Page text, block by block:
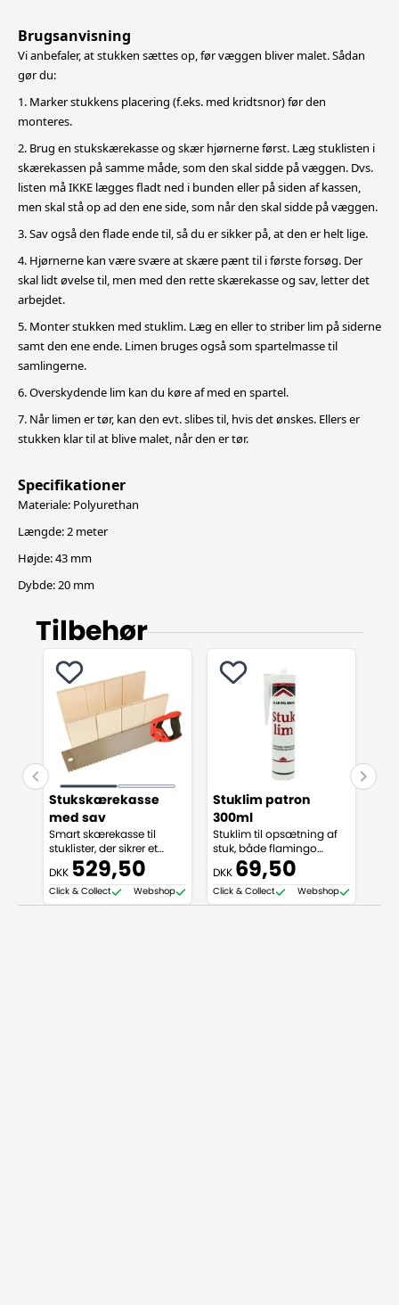
Brugsanvisning
Vi anbefaler, at stukken sættes op, før væggen bliver malet. Sådan
gør du:
1. Marker stukkens placering (f.eks. med kridtsnor) før den
monteres.
2. Brug en stukskærekasse og skær hjørnerne først. Læg stuklisten i
skærekassen på samme måde, som den skal sidde på væggen. Dvs.
listen må IKKE lægges fladt ned i bunden eller på siden af kassen,
men skal stå op ad den ene side, som når den skal sidde på væggen.
3. Sav også den flade ende til, så du er sikker på, at den er helt lige.
4. Hjørnerne kan være svære at skære pænt til i første forsøg. Der
skal lidt øvelse til, men med den rette skærekasse og sav, letter det
arbejdet.
5. Monter stukken med stuklim. Læg en eller to striber lim på siderne
samt den ene ende. Limen bruges også som spartelmasse til
samlingerne.
6. Overskydende lim kan du køre af med en spartel.
7. Når limen er tør, kan den evt. slibes til, hvis det ønskes. Ellers er
stukken klar til at blive malet, når den er tør.
Specifikationer
Materiale: Polyurethan
Længde: 2 meter
Højde: 43 mm
Dybde: 20 mm
Tilbehør
Stukskærekasse
med sav
Smart skærekasse til
stuklister, der sikrer et
effektivt arbejde og pænt
resultat.
DKK 529,50
Click & Collect Webshop
Stuklim patron
300ml
Stuklim til opsætning af
stuk, både flamingo
(polystyren) og PU
(polyurethan)
DKK 69,50
Click & Collect Webshop